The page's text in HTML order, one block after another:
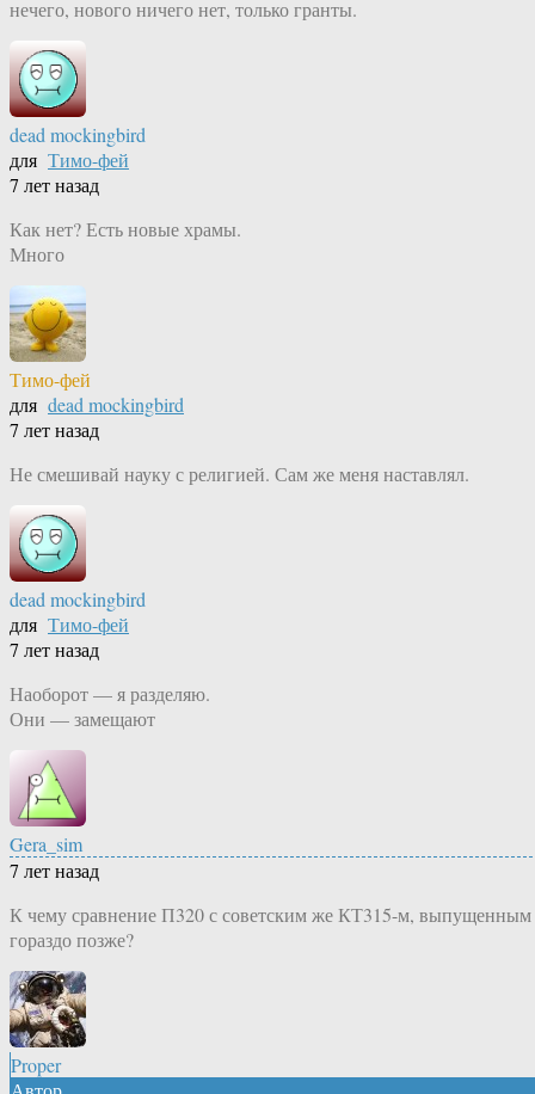
нечего, нового ничего нет, только гранты.
dead mockingbird
для Тимо-фей
7 лет назад
Как нет? Есть новые храмы.
Много
Тимо-фей
для dead mockingbird
7 лет назад
Не смешивай науку с религией. Сам же меня наставлял.
dead mockingbird
для Тимо-фей
7 лет назад
Наоборот — я разделяю.
Они — замещают
Gera_sim
7 лет назад
К чему сравнение П320 с советским же КТ315-м, выпущенным
гораздо позже?
Proper